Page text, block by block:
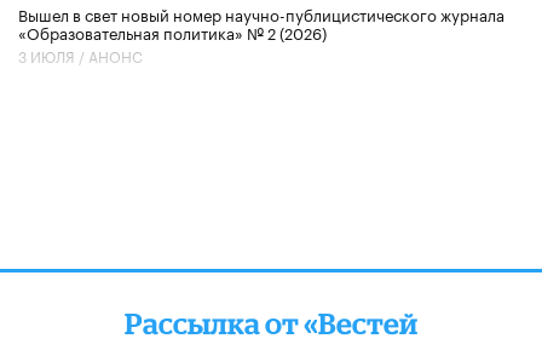
Вышел в свет новый номер научно-публицистического журнала
«Образовательная политика» № 2 (2026)
3 ИЮЛЯ / АНОНС
Рассылка от «Вестей